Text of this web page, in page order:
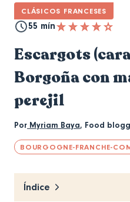
CLÁSICOS FRANCESES
55 mín
Escargots
Borgoña con
perejil
Por Myriam Baya, Food
BOURGOGNE-FRANCHE-
Índice